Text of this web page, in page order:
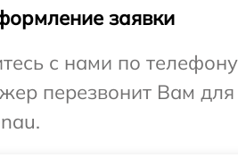
заявки
с нами по
перезвонит Вам